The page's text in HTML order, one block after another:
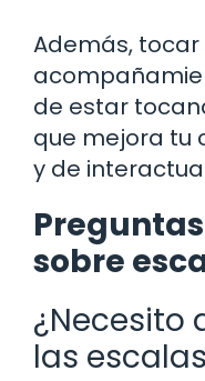
Además,
de estar
que mejora tu
y de
sobre
¿Necesito
las